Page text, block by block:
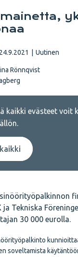
mainetta,
24.9.2021 Uutinen
Rönnqvist
kaikki evästeet voit
ja Tekniska
30 000 eurolla.
soveltamista